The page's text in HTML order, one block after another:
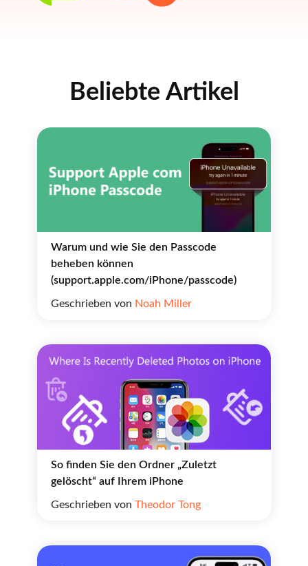
Beliebte Artikel
Warum und wie Sie den Passcode
beheben können
(support.apple.com/iPhone/passcode)
Geschrieben von Noah Miller
So finden Sie den Ordner „Zuletzt
gelöscht“ auf Ihrem iPhone
Geschrieben von Theodor Tong